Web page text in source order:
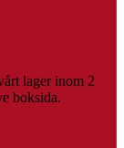
lager inom 2
boksida.